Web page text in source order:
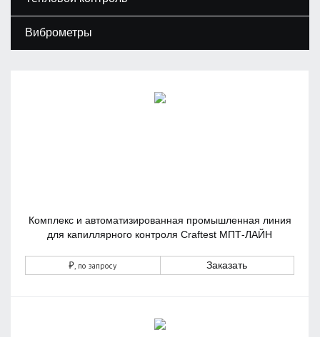
Виброметры
Комплекс и автоматизированная промышленная линия
для капиллярного контроля Craftest МПТ-ЛАЙН
₽, по запросу Заказать